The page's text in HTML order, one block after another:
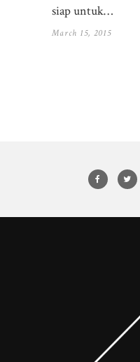
siap untuk…
March 15, 2015